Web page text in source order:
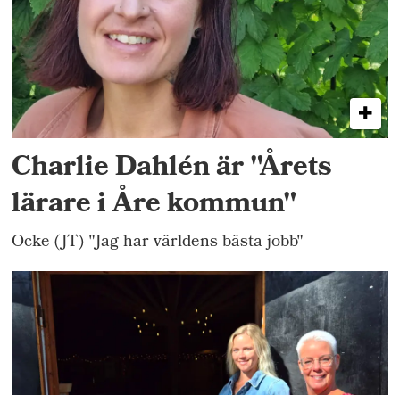
Charlie Dahlén är "Årets
lärare i Åre kommun"
Ocke (JT) "Jag har världens bästa jobb"